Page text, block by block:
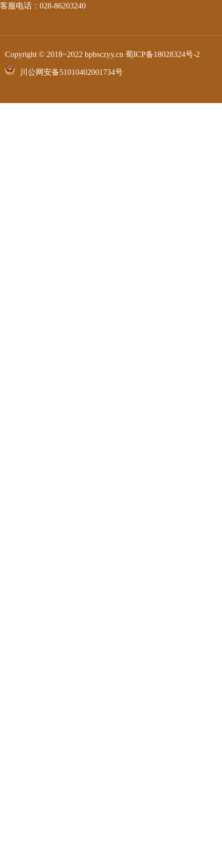
客服电话：028-86203240
Copyright © 2018~2022 bpbsczyy.cn 蜀ICP备18028324号-2
川公网安备51010402001734号